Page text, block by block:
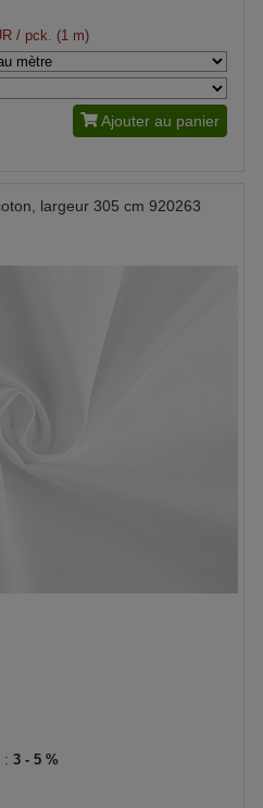
/ pck. (1 m)
Ajouter au panier
largeur 305 cm 920263
: 3 - 5 %